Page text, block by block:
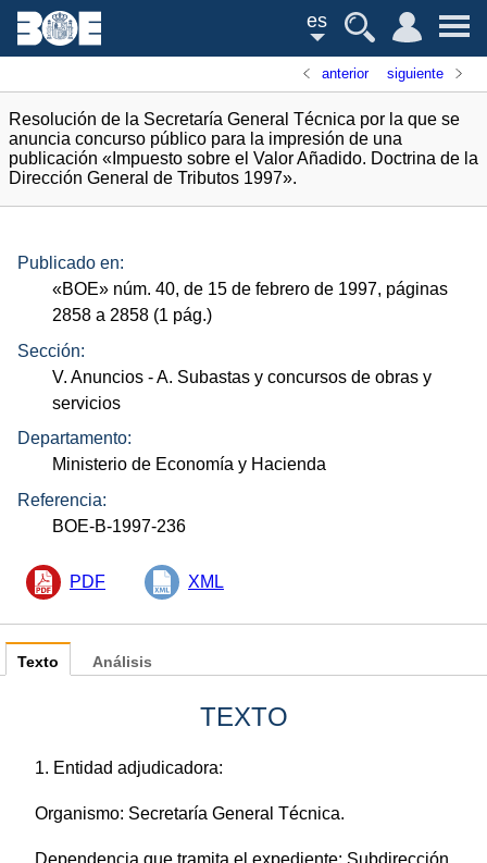
es
anterior siguiente
Resolución de la Secretaría General Técnica por la que se
anuncia concurso público para la impresión de una
publicación «Impuesto sobre el Valor Añadido. Doctrina de la
Dirección General de Tributos 1997».
Publicado en:
«BOE» núm. 40, de 15 de febrero de 1997, páginas
2858 a 2858 (1 pág.)
Sección:
V. Anuncios - A. Subastas y concursos de obras y
servicios
Departamento:
Ministerio de Economía y Hacienda
Referencia:
BOE-B-1997-236
PDF XML
Texto
TEXTO
1. Entidad adjudicadora:
Organismo: Secretaría General Técnica.
Dependencia que tramita el expediente: Subdirección
Análisis